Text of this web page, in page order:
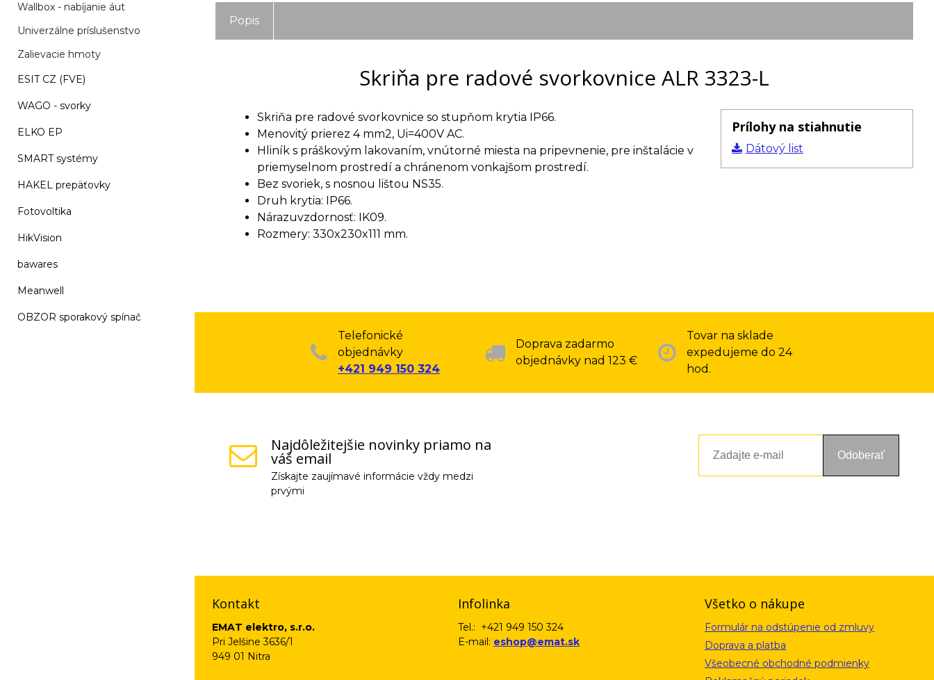
Wallbox - nabíjanie áut
Univerzálne príslušenstvo
Zalievacie hmoty
ESIT CZ (FVE)
WAGO - svorky
ELKO EP
SMART systémy
HAKEL prepäťovky
Fotovoltika
HikVision
bawares
Meanwell
OBZOR sporakový spínač
Popis
Skriňa pre radové svorkovnice ALR 3323-L
Prílohy na stiahnutie
Dátový list
Skriňa pre radové svorkovnice so stupňom krytia IP66.
Menovitý prierez 4 mm2, Ui=400V AC.
Hliník s práškovým lakovaním, vnútorné miesta na pripevnenie, pre inštalácie v
priemyselnom prostredí a chránenom vonkajšom prostredí.
Bez svoriek, s nosnou lištou NS35.
Druh krytia: IP66.
Nárazuvzdornosť: IK09.
Rozmery: 330x230x111 mm.
Telefonické
objednávky
+421 949 150 324
Doprava zadarmo
objednávky nad 123 €
Tovar na sklade
expedujeme do 24
hod.
Najdôležitejšie novinky priamo na
váš email
Získajte zaujímavé informácie vždy medzi
prvými
Odoberať
Kontakt
EMAT elektro, s.r.o.
Pri Jelšine 3636/1
949 01 Nitra
Infolinka
Tel.: +421 949 150 324
E-mail: eshop@emat.sk
Všetko o nákupe
Formulár na odstúpenie od zmluvy
Doprava a platba
Všeobecné obchodné podmienky